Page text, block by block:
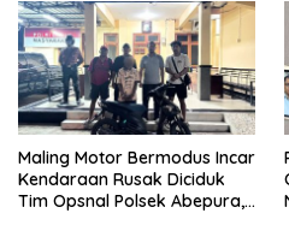
Maling Motor Bermodus Incar
Kendaraan Rusak Diciduk
Tim Opsnal Polsek Abepura,